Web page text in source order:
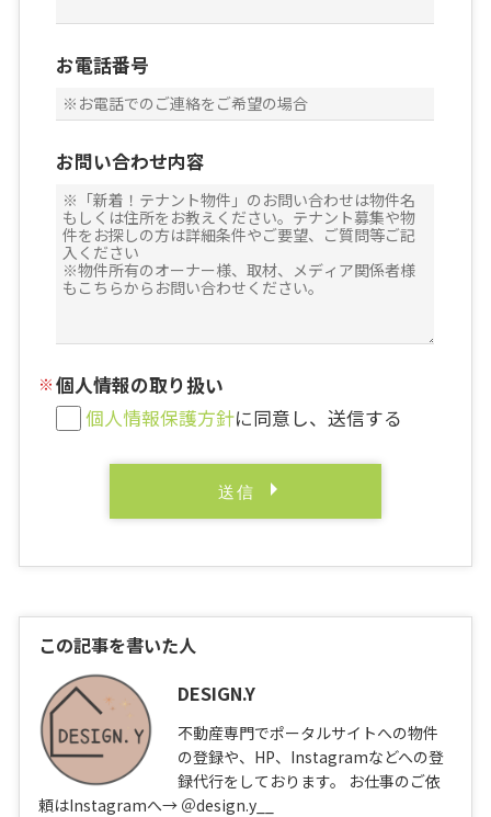
お電話番号
お問い合わせ内容
個人情報の取り扱い
個人情報保護方針に同意し、送信する
この記事を書いた人
DESIGN.Y
不動産専門でポータルサイトへの物件
の登録や、HP、Instagramなどへの登
録代行をしております。 お仕事のご依
頼はInstagramへ→ ＠design.y__